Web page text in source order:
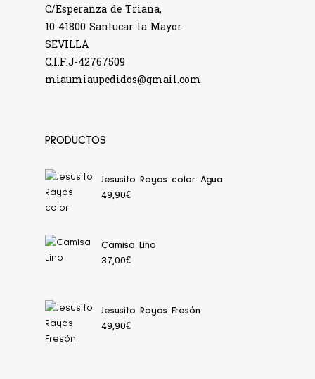
C/Esperanza de Triana,
10 41800 Sanlucar la Mayor
SEVILLA
C.I.F.J-42767509
miaumiaupedidos@gmail.com
PRODUCTOS
Jesusito Rayas color Agua
49,90€
Camisa Lino
37,00€
Jesusito Rayas Fresón
49,90€